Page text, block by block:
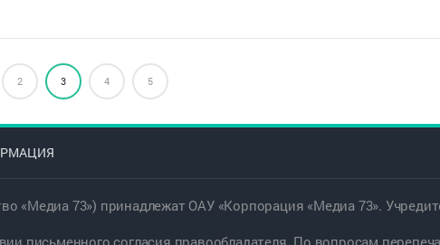
2 3 4 5
«Медиа 73») принадлежат ОАУ «Корпорация «Медиа 73».
письменного согласия правообладателя. По вопросам